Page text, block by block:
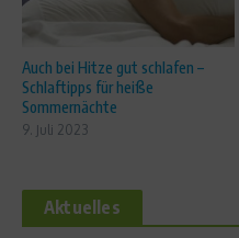
Auch bei Hitze gut schlafen –
Schlaftipps für heiße
Sommernächte
9. Juli 2023
Aktuelles